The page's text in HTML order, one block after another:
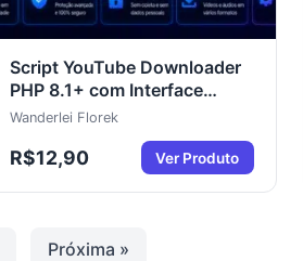
Script YouTube Downloader
PHP 8.1+ com Interface
Profissional para Baixar
Wanderlei Florek
R$12,90 Ver Produto
Próxima »